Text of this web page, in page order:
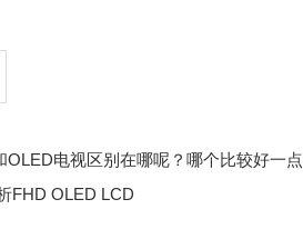
OLED电视区别在哪呢？哪个比较好一点
FHD OLED LCD